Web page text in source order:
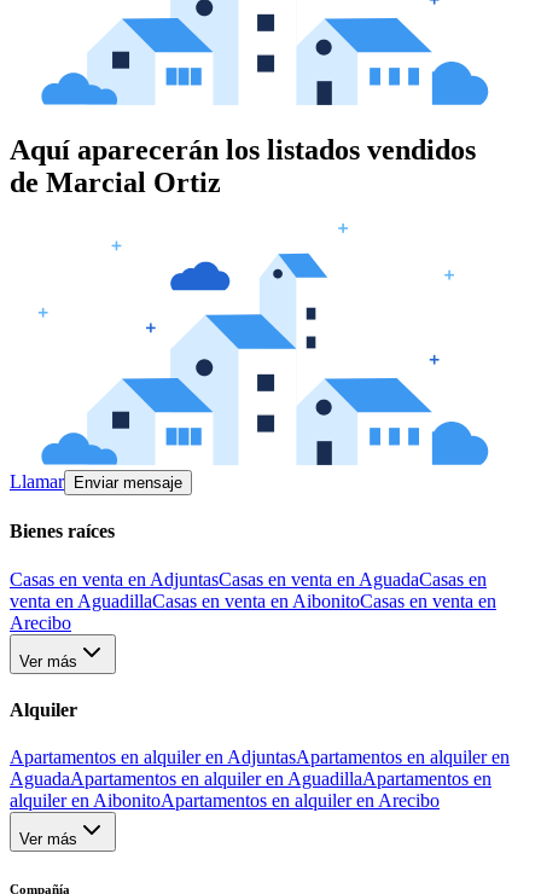
Aquí aparecerán los listados vendidos
de Marcial Ortiz
Llamar Enviar mensaje
Bienes raíces
Casas en venta en AdjuntasCasas en venta en AguadaCasas en
venta en AguadillaCasas en venta en AibonitoCasas en venta en
Arecibo
Ver más
Alquiler
Apartamentos en alquiler en AdjuntasApartamentos en alquiler en
AguadaApartamentos en alquiler en AguadillaApartamentos en
alquiler en AibonitoApartamentos en alquiler en Arecibo
Ver más
Compañía